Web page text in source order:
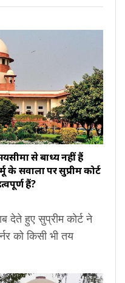
से बाध्य नहीं हैं
के सवालों पर सुप्रीम कोर्ट
हैं?
देते हुए सुप्रीम कोर्ट ने
को किसी भी तय